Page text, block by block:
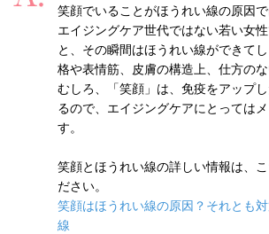
笑顔でいることがほうれい線の原因で
エイジングケア世代ではない若い女
と、その瞬間はほうれい線ができて
格や表情筋、皮膚の構造上、仕方のな
むしろ、「笑顔」は、免疫をアップ
るので、エイジングケアにとっては
す。
笑顔とほうれい線の詳しい情報は、
ださい。
笑顔はほうれい線の原因？それとも
線